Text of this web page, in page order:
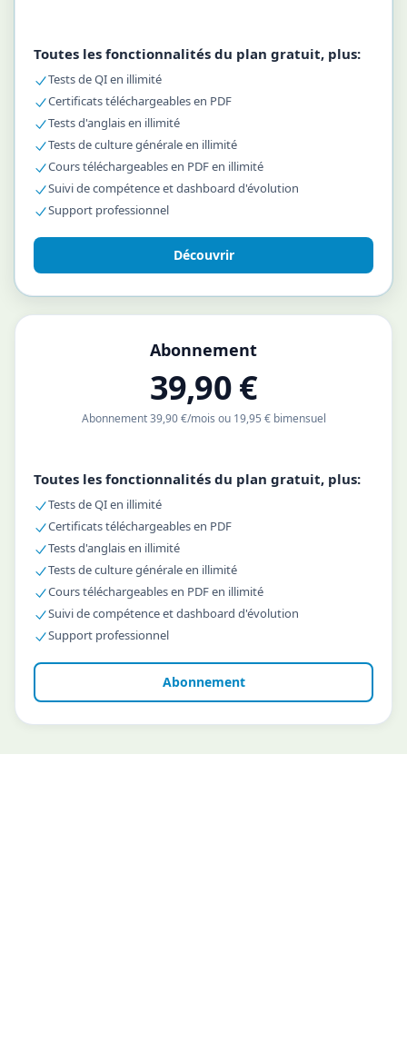
Toutes les fonctionnalités du plan gratuit, plus:
Tests de QI en illimité
Certificats téléchargeables en PDF
Tests d'anglais en illimité
Tests de culture générale en illimité
Cours téléchargeables en PDF en illimité
Suivi de compétence et dashboard d'évolution
Support professionnel
Découvrir
Abonnement
39,90 €
Abonnement 39,90 €/mois ou 19,95 € bimensuel
Toutes les fonctionnalités du plan gratuit, plus:
Tests de QI en illimité
Certificats téléchargeables en PDF
Tests d'anglais en illimité
Tests de culture générale en illimité
Cours téléchargeables en PDF en illimité
Suivi de compétence et dashboard d'évolution
Support professionnel
Abonnement